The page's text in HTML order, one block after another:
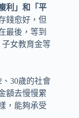
利」和「平
錢愈好，但
最後，等到
女教育金等
30歲的社會
額去慢慢累
，能夠承受